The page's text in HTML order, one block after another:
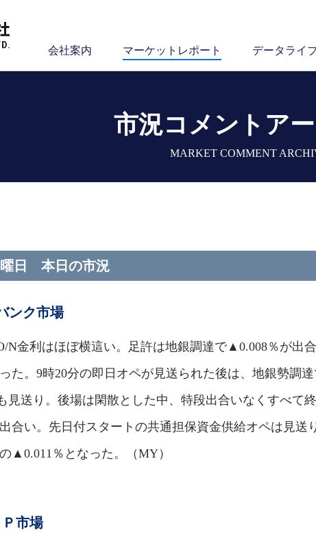
会社案内 マーケットレポート データライ
市況コメントア
MARKET COMMENT
曜日 本日の市況
ンク市場
N金利はほぼ横這い。足許は地銀調達で▲0.008％が出
た。9時20分の即日オペが見送られた後は、地銀勢調
見送り。後場は閑散とした中、特段出合いなくすべて
合い。先日付スタートの共通担保資金供給オペは見送
▲0.011％となった。（MY）
Ｐ市場